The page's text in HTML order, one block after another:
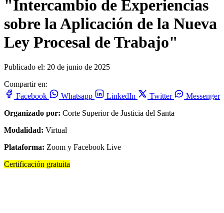
"Intercambio de Experiencias
sobre la Aplicación de la Nueva
Ley Procesal de Trabajo"
Publicado el: 20 de junio de 2025
Compartir en:
Facebook
Whatsapp LinkedIn Twitter
Messenger
Organizado por: Corte Superior de Justicia del Santa
Modalidad: Virtual
Plataforma: Zoom y Facebook Live
Certificación gratuita